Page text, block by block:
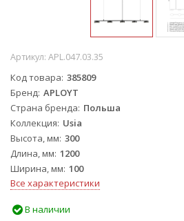
Артикул: APL.047.03.35
Код товара 385809
Бренд APLOYT
Страна бренда Польша
Коллекция Usia
Высота, мм 300
Длина, мм 1200
Ширина, мм 100
Все характеристики
В наличии